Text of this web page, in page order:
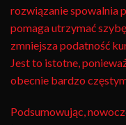
rozwiązanie spowalnia
pomaga utrzymać
zmniejsza podatność
Jest to istotne,
obecnie bardzo
Podsumowując,